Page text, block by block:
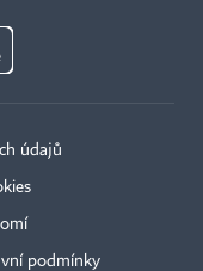
údajů
podmínky